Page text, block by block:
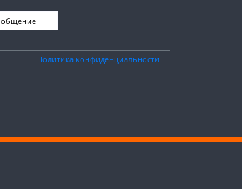
Политика конфиденциальности